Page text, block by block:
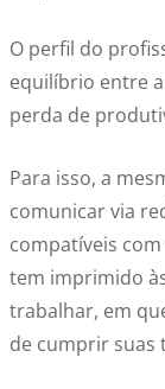
O perfil do
equilíbrio entre
perda de
Para isso, a
comunicar via
compatíveis
tem imprimido
trabalhar, em
de cumprir suas